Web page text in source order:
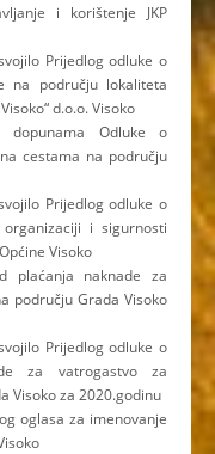
i korištenje JKP
Prijedlog odluke o
na području lokaliteta
d.o.o. Visoko
Odluke o
cestama na području
Prijedlog odluke o
i sigurnosti
Visoko
plaćanja naknade za
području Grada Visoko
Prijedlog odluke o
za vatrogastvo za
Visoko za 2020.godinu
oglasa za imenovanje